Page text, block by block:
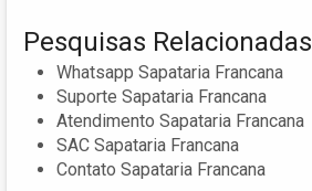
Pesquisas Relacionadas
Whatsapp Sapataria Francana
Suporte Sapataria Francana
Atendimento Sapataria Francana
SAC Sapataria Francana
Contato Sapataria Francana